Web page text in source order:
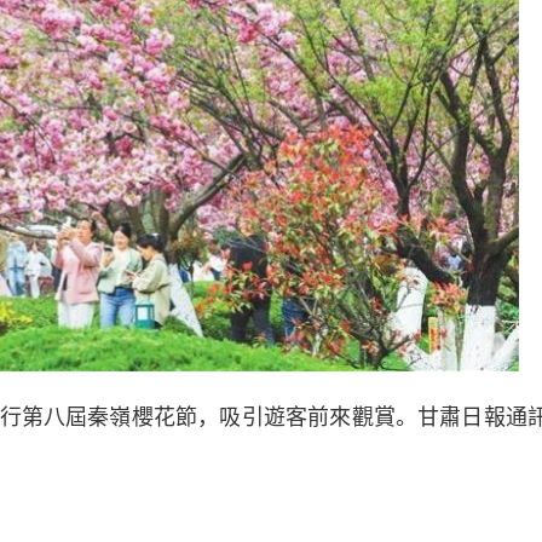
八屆秦嶺櫻花節，吸引遊客前來觀賞。甘肅日報通